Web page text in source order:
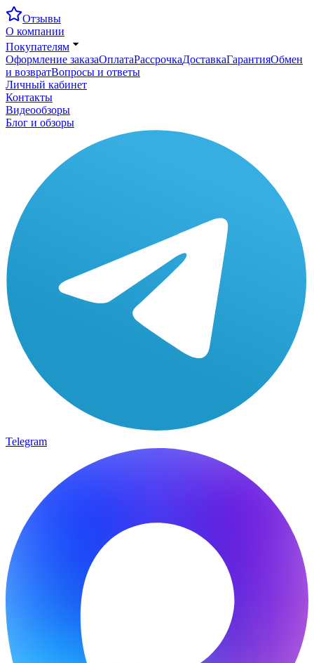
Отзывы
О компании
Покупателям
Оформление заказаОплатаРассрочкаДоставкаГарантияОбмен
и возвратВопросы и ответы
Личный кабинет
Контакты
Видеообзоры
Блог и обзоры
Telegram